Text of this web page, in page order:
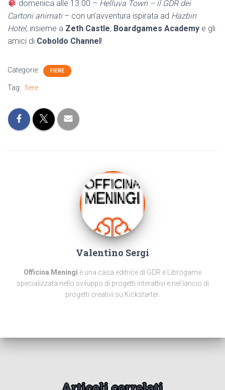
domenica alle 13.00 – Helluva Town – il GDR dei
Cartoni animati– con un’avventura ispirata ad Hazbin
Hotel, insieme a Zeth Castle, Boardgames Academy e gli
amici di Coboldo Channel!
Categorie: FIERE
Tag: fiere
Valentino Sergi
Officina Meningi è una casa editrice di GDR e Librogame
specializzata nello sviluppo di progetti interattivi e nel lancio di
progetti creativi su Kickstarter.